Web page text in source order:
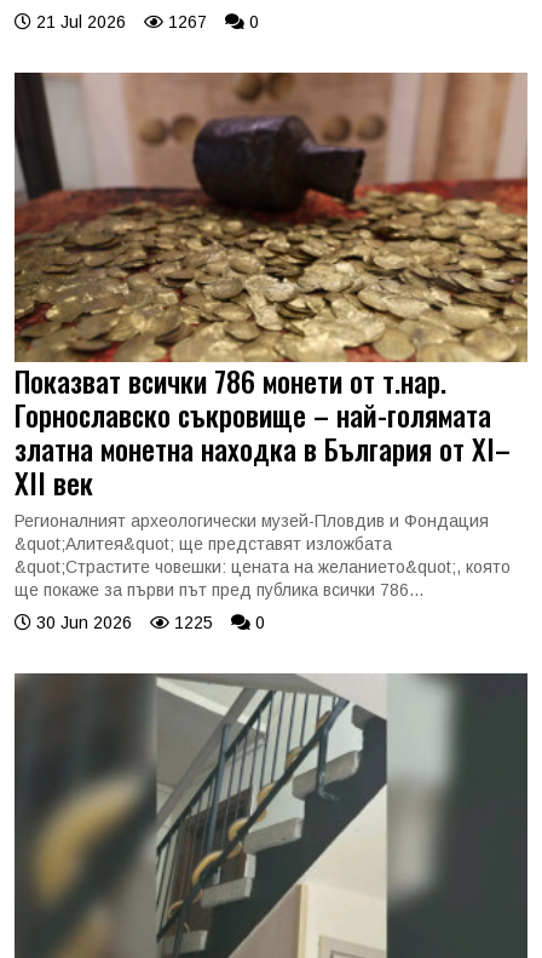
21 Jul 2026
1267 0
Показват всички 786 монети от т.нар.
Горнославско съкровище – най-голямата
златна монетна находка в България от XI–
XII век
Регионалният археологически музей-Пловдив и Фондация
&quot;Алитея&quot; ще представят изложбата
&quot;Страстите човешки: цената на желанието&quot;, която
ще покаже за първи път пред публика всички 786...
30 Jun 2026
1225 0